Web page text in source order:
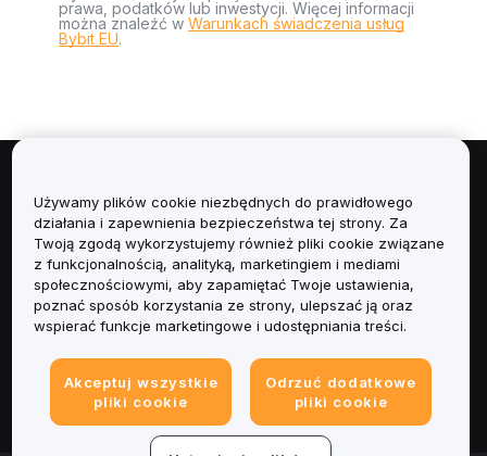
prawa, podatków lub inwestycji. Więcej informacji
można znaleźć w Warunkach świadczenia usług
Bybit EU.
Informacje
Usługi
Obsługa Klienta
Informacje prawne
Używamy plików cookie niezbędnych do prawidłowego
działania i zapewnienia bezpieczeństwa tej strony. Za
Twoją zgodą wykorzystujemy również pliki cookie związane
z funkcjonalnością, analityką, marketingiem i mediami
społecznościowymi, aby zapamiętać Twoje ustawienia,
poznać sposób korzystania ze strony, ulepszać ją oraz
wspierać funkcje marketingowe i udostępniania treści.
Akceptuj wszystkie
pliki cookie
Odrzuć dodatkowe
pliki cookie